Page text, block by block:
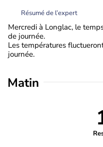
Résumé de l’expert
Mercredi à Longlac, le
de journée.
Les températures
journée.
Matin